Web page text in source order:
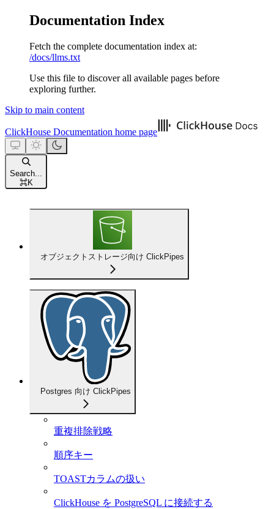
Documentation Index
Fetch the complete documentation index at:
/docs/llms.txt
Use this file to discover all available pages before
exploring further.
Skip to main content
ClickHouse Documentation home page
Search...
⌘K
オブジェクトストレージ向け ClickPipes
Postgres 向け ClickPipes
重複排除戦略
順序キー
TOASTカラムの扱い
ClickHouse を PostgreSQL に接続する